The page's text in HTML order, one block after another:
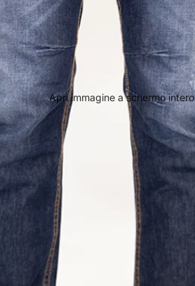
Apri immagine a schermo intero